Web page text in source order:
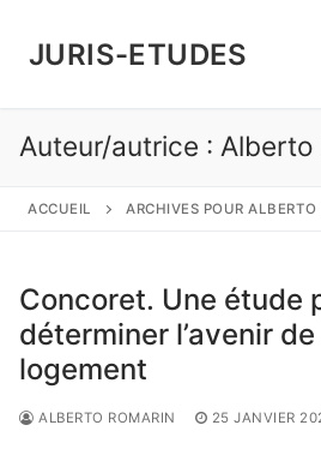
contenu
JURIS-ETUDES
Auteur/autrice : Alberto
ACCUEIL ARCHIVES POUR ALBERTO
Concoret. Une étude
déterminer l’avenir
logement
ALBERTO ROMARIN 25 JANVIER